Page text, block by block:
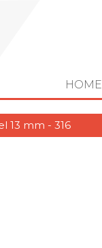
HOME
13 mm - 316